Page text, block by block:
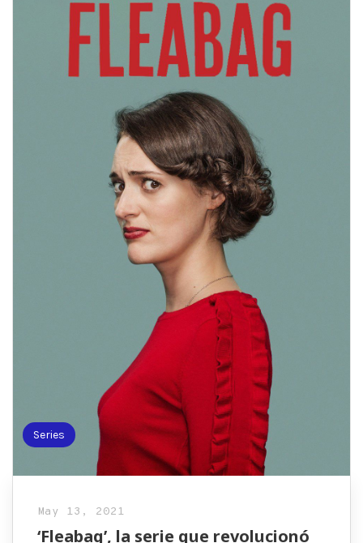
Series
May 13, 2021
‘Fleabag’, la serie que revolucionó